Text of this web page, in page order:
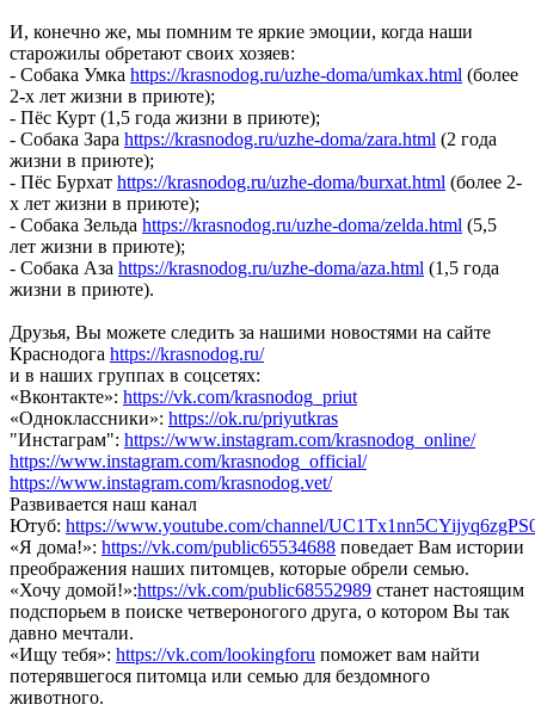
И, конечно же, мы помним те яркие эмоции, когда наши
старожилы обретают своих хозяев:
- Собака Умка https://krasnodog.ru/uzhe-doma/umkax.html (более
2-х лет жизни в приюте);
- Пёс Курт (1,5 года жизни в приюте);
- Собака Зара https://krasnodog.ru/uzhe-doma/zara.html (2 года
жизни в приюте);
- Пёс Бурхат https://krasnodog.ru/uzhe-doma/burxat.html (более 2-
х лет жизни в приюте);
- Собака Зельда https://krasnodog.ru/uzhe-doma/zelda.html (5,5
лет жизни в приюте);
- Собака Аза https://krasnodog.ru/uzhe-doma/aza.html (1,5 года
жизни в приюте).
Друзья, Вы можете следить за нашими новостями на сайте
Краснодога https://krasnodog.ru/
и в наших группах в соцсетях:
«Вконтакте»: https://vk.com/krasnodog_priut
«Одноклассники»: https://ok.ru/priyutkras
"Инстаграм": https://www.instagram.com/krasnodog_online/
https://www.instagram.com/krasnodog_official/
https://www.instagram.com/krasnodog.vet/
Развивается наш канал
Ютуб: https://www.youtube.com/channel/
«Я дома!»: https://vk.com/public65534688 поведает Вам истории
преображения наших питомцев, которые обрели семью.
«Хочу домой!»:https://vk.com/public68552989 станет настоящим
подспорьем в поиске четвероногого друга, о котором Вы так
давно мечтали.
«Ищу тебя»: https://vk.com/lookingforu поможет вам найти
потерявшегося питомца или семью для бездомного
животного.